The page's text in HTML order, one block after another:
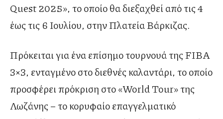
Quest 2025», το οποίο θα διεξαχθεί από τις 4
έως τις 6 Ιουλίου, στην Πλατεία Βάρκιζας.
Πρόκειται για ένα επίσημο τουρνουά της FIBA
3×3, ενταγμένο στο διεθνές καλαντάρι, το οποίο
προσφέρει πρόκριση στο «World Tour» της
Λωζάνης – το κορυφαίο επαγγελματικό